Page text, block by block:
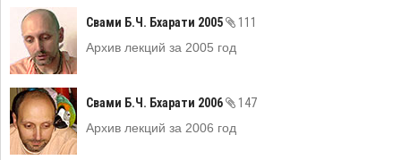
Свами Б.Ч. Бхарати 2005
111
Архив лекций за 2005 год
Свами Б.Ч. Бхарати 2006
147
Архив лекций за 2006 год